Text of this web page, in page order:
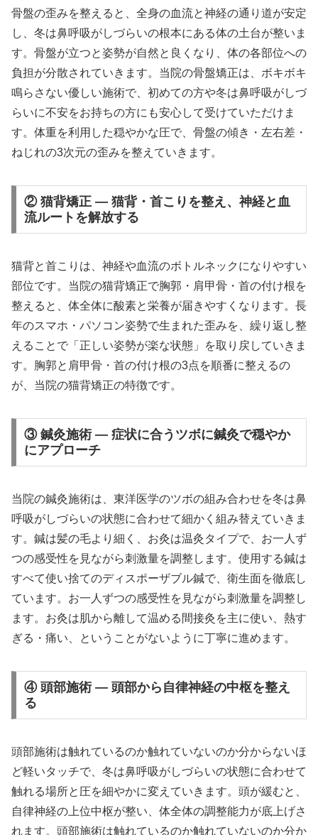
骨盤の歪みを整えると、全身の血流と神経の通り道が安定
し、冬は鼻呼吸がしづらいの根本にある体の土台が整いま
す。骨盤が立つと姿勢が自然と良くなり、体の各部位への
負担が分散されていきます。当院の骨盤矯正は、ボキボキ
鳴らさない優しい施術で、初めての方や冬は鼻呼吸がしづ
らいに不安をお持ちの方にも安心して受けていただけま
す。体重を利用した穏やかな圧で、骨盤の傾き・左右差・
ねじれの3次元の歪みを整えていきます。
② 猫背矯正 — 猫背・首こりを整え、神経と血
流ルートを解放する
猫背と首こりは、神経や血流のボトルネックになりやすい
部位です。当院の猫背矯正で胸郭・肩甲骨・首の付け根を
整えると、体全体に酸素と栄養が届きやすくなります。長
年のスマホ・パソコン姿勢で生まれた歪みを、繰り返し整
えることで「正しい姿勢が楽な状態」を取り戻していきま
す。胸郭と肩甲骨・首の付け根の3点を順番に整えるの
が、当院の猫背矯正の特徴です。
③ 鍼灸施術 — 症状に合うツボに鍼灸で穏やか
にアプローチ
当院の鍼灸施術は、東洋医学のツボの組み合わせを冬は鼻
呼吸がしづらいの状態に合わせて細かく組み替えていきま
す。鍼は髪の毛より細く、お灸は温灸タイプで、お一人ず
つの感受性を見ながら刺激量を調整します。使用する鍼は
すべて使い捨てのディスポーザブル鍼で、衛生面を徹底し
ています。お一人ずつの感受性を見ながら刺激量を調整し
ます。お灸は肌から離して温める間接灸を主に使い、熱す
ぎる・痛い、ということがないように丁寧に進めます。
④ 頭部施術 — 頭部から自律神経の中枢を整え
る
頭部施術は触れているのか触れていないのか分からないほ
ど軽いタッチで、冬は鼻呼吸がしづらいの状態に合わせて
触れる場所と圧を細やかに変えていきます。頭が緩むと、
自律神経の上位中枢が整い、体全体の調整能力が底上げさ
れます。頭部施術は触れているのか触れていないのか分か